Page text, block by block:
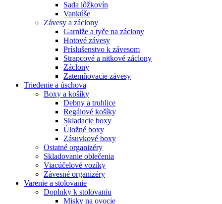
Sada lôžkovín
Vankúše
Závesy a záclony
Garniže a tyče na záclony
Hotové závesy
Príslušenstvo k závesom
Strapcové a nitkové záclony
Záclony
Zatemňovacie závesy
Triedenie a úschova
Boxy a košíky
Debny a truhlice
Regálové košíky
Skladacie boxy
Úložné boxy
Zásuvkové boxy
Ostatné organizéry
Skladovanie oblečenia
Viacúčelové vozíky
Závesné organizéry
Varenie a stolovanie
Doplnky k stolovaniu
Misky na ovocie